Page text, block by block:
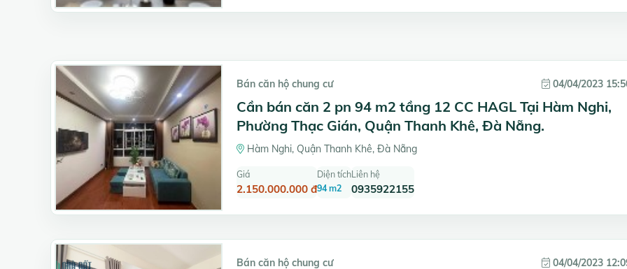
Bán căn hộ chung cư 04/04/2023
Cần bán căn 2 pn 94 m2 tầng 12 CC HAGL Tại Hàm Nghi,
Phường Thạc Gián, Quận Thanh Khê, Đà Nẵng.
Hàm Nghi, Quận Thanh Khê, Đà Nẵng
Giá
2.150.000.000 đ
Diện tích
94 m2
Liên hệ
0935922155
Bán căn hộ chung cư 04/04/2023